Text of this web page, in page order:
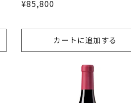
¥85,800
カートに追加する